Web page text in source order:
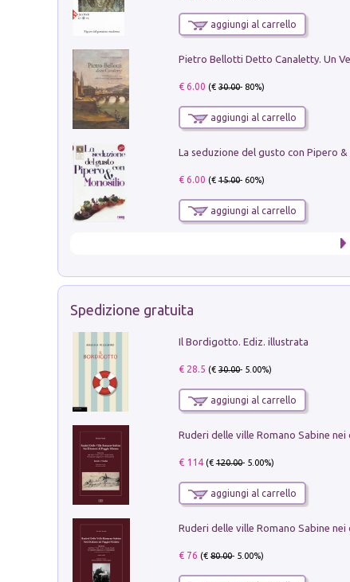
aggiungi al carrello
€ 6.00 (€30.00- 80%)
aggiungi al carrello
€ 6.00 (€15.00- 60%)
aggiungi al carrello
Spedizione gratuita
Il Bordigotto. Ediz. illustrata
€ 28.5 (€30.00- 5.00%)
aggiungi al carrello
€ 114(€120.00- 5.00%)
aggiungi al carrello
€ 76 (€80.00- 5.00%)